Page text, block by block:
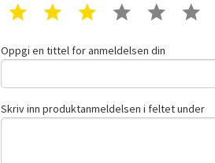
1 star 2 star 3 star 4 star 5 star
Oppgi en tittel for anmeldelsen din
Skriv inn produktanmeldelsen i feltet under